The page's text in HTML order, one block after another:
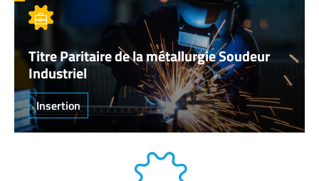
Titre Paritaire de la métallurgie Soudeur
Industriel
Insertion